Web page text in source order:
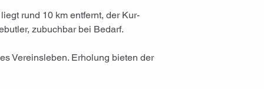
rund 10 km entfernt, der Kur-
zubuchbar bei Bedarf.
Vereinsleben. Erholung bieten der